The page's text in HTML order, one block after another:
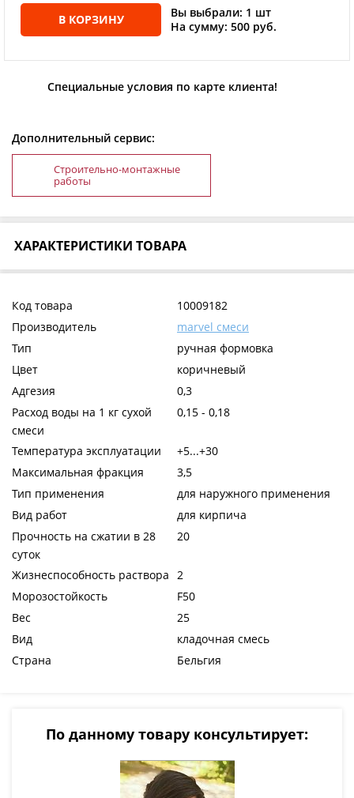
В КОРЗИНУ
Вы выбрали: 1 шт
На сумму: 500 руб.
Специальные условия по карте клиента!
Дополнительный сервис:
Строительно-монтажные
работы
ХАРАКТЕРИСТИКИ ТОВАРА
Код товара
10009182
Производитель
marvel смеси
Тип
ручная формовка
Цвет
коричневый
Адгезия
0,3
Расход воды на 1 кг сухой
смеси
0,15 - 0,18
Температура эксплуатации
+5...+30
Максимальная фракция
3,5
Тип применения
для наружного применения
Вид работ
для кирпича
Прочность на сжатии в 28
суток
20
Жизнеспособность раствора 2
Морозостойкость
F50
Вес
25
Вид
кладочная смесь
Страна
Бельгия
По данному товару консультирует: